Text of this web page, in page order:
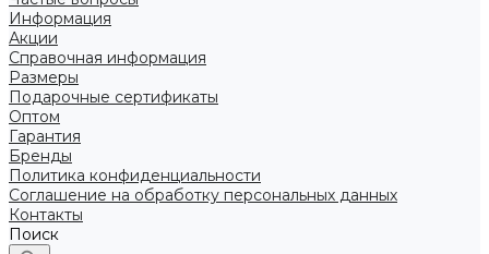
Информация
Акции
Справочная информация
Размеры
Подарочные сертификаты
Оптом
Гарантия
Бренды
Политика конфиденциальности
Соглашение на обработку персональных данных
Контакты
Поиск